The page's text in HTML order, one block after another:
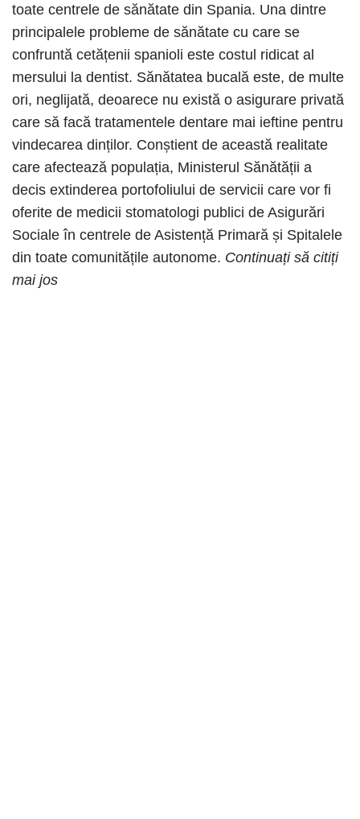
toate centrele de sănătate din Spania. Una dintre
principalele probleme de sănătate cu care se
confruntă cetățenii spanioli este costul ridicat al
mersului la dentist. Sănătatea bucală este, de multe
ori, neglijată, deoarece nu există o asigurare privată
care să facă tratamentele dentare mai ieftine pentru
vindecarea dinților. Conștient de această realitate
care afectează populația, Ministerul Sănătății a
decis extinderea portofoliului de servicii care vor fi
oferite de medicii stomatologi publici de Asigurări
Sociale în centrele de Asistență Primară și Spitalele
din toate comunitățile autonome. Continuați să citiți
mai jos